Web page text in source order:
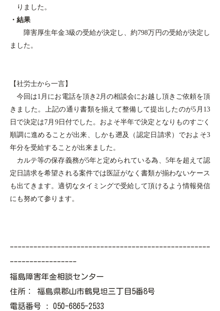
りました。
・結果
障害厚生年金3級の受給が決定し、約798万円の受給が決定し
ました。
【社労士から一言】
今回は1 月にお電話を頂き 2月の相談会にお越し頂きご依頼を頂
きました。上記の通り書類を揃えて整備して提出したのが5 月 13
日で決定は7月 9日付でした。およそ半年で決定となりものすごく
順調に進めることが出来、しかも遡及（認定日請求）でおよそ3
年分を受給することが出来ました。
カルテ等の保存義務が5年と定められている為、 5年を超えて認
定日請求を希望される案件では医証がなく書類が揃わないケース
も出てきます。適切なタイミングで受給して頂けるよう情報発信
にも努めて参ります。
---------------------------------------------------
-----------------
福島障害年金相談センター
住所： 福島県郡山市鶴見坦三丁目5番8号
電話番号 : 050-6865-2533